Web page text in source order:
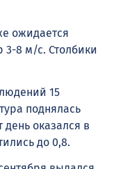
ожидается
3-8 м/с. Столбики
15
поднялась
день оказался в
до 0,8.